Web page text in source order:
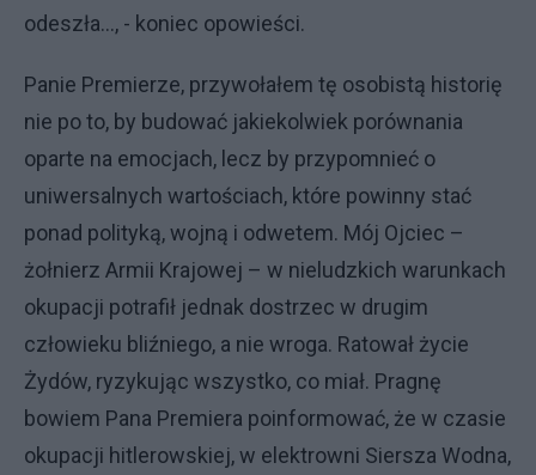
odeszła…, - koniec opowieści.
Panie Premierze, przywołałem tę osobistą historię
nie po to, by budować jakiekolwiek porównania
oparte na emocjach, lecz by przypomnieć o
uniwersalnych wartościach, które powinny stać
ponad polityką, wojną i odwetem. Mój Ojciec –
żołnierz Armii Krajowej – w nieludzkich warunkach
okupacji potrafił jednak dostrzec w drugim
człowieku bliźniego, a nie wroga. Ratował życie
Żydów, ryzykując wszystko, co miał. Pragnę
bowiem Pana Premiera poinformować, że w czasie
okupacji hitlerowskiej, w elektrowni Siersza Wodna,